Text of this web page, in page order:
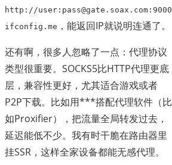
http://user:pass@gate.soax.com:9000
ifconfig.me ，能返回IP就说明连通了。
还有啊，很多人忽略了一点：代理协议
类型很重要。SOCKS5比HTTP代理更底
层，兼容性更好，尤其适合游戏或者
P2P下载。比如用***搭配代理软件（比
如Proxifier），把流量全局转发过去，
延迟能低不少。我有时干脆在路由器里
挂SSR，这样全家设备都能无感代理。